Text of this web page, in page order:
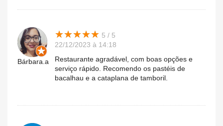
Bárbara.a
★★★★★
★★★★★ 5 / 5
22/12/2023 à 14:18
Restaurante agradável, com boas opções e
serviço rápido. Recomendo os pastéis de
bacalhau e a cataplana de tamboril.